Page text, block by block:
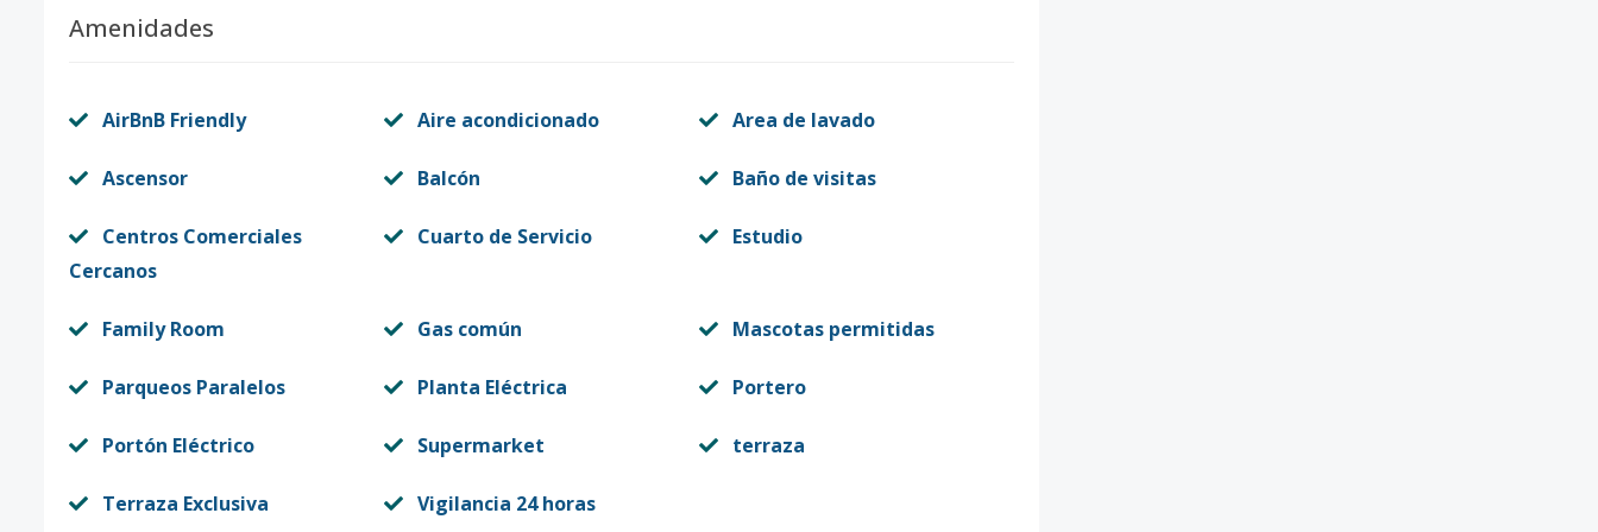
Amenidades
AirBnB Friendly Aire acondicionado Area de lavado
Ascensor Balcón Baño de visitas
Centros Comerciales
Cercanos
Cuarto de Servicio Estudio
Family Room Gas común Mascotas permitidas
Parqueos Paralelos Planta Eléctrica Portero
Portón Eléctrico Supermarket terraza
Terraza Exclusiva Vigilancia 24 horas